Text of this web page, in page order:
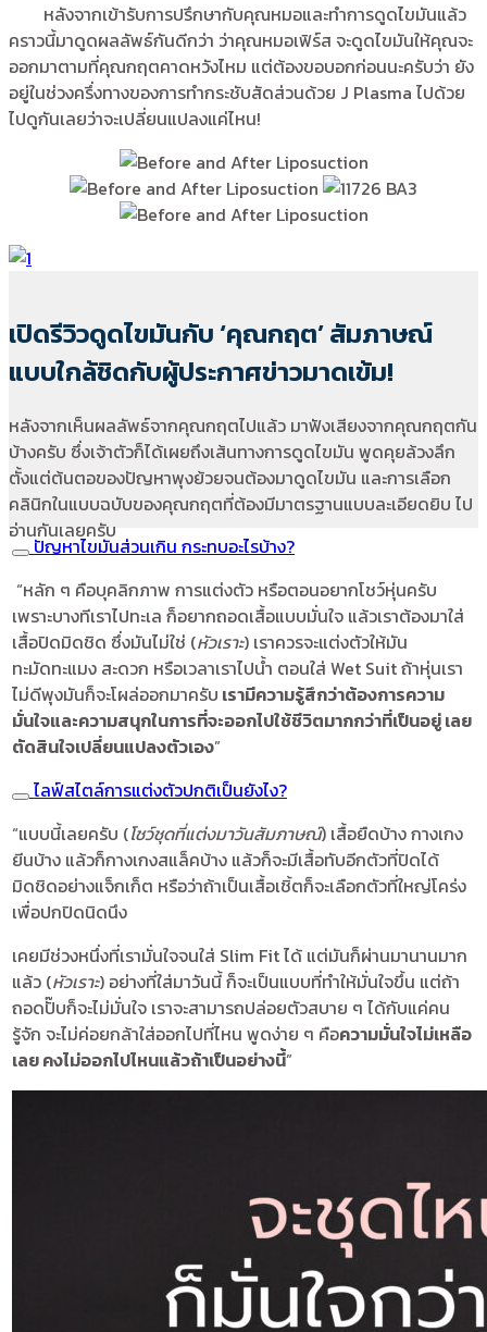
หลังจากเข้ารับการปรึกษากับคุณหมอและทำการดูดไขมันแล้ว
คราวนี้มาดูดผลลัพธ์กันดีกว่า ว่าคุณหมอเฟิร์ส จะดูดไขมันให้คุณจะ
ออกมาตามที่คุณกฤตคาดหวังไหม แต่ต้องขอบอกก่อนนะครับว่า ยัง
อยู่ในช่วงครึ่งทางของการทำกระชับสัดส่วนด้วย J Plasma ไปด้วย
ไปดูกันเลยว่าจะเปลี่ยนแปลงแค่ไหน!
เปิดรีวิวดูดไขมันกับ ‘คุณกฤต’ สัมภาษณ์
แบบใกล้ชิดกับผู้ประกาศข่าวมาดเข้ม!
หลังจากเห็นผลลัพธ์จากคุณกฤตไปแล้ว มาฟังเสียงจากคุณกฤตกัน
บ้างครับ ซึ่งเจ้าตัวก็ได้เผยถึงเส้นทางการดูดไขมัน พูดคุยล้วงลึก
ตั้งแต่ต้นตอของปัญหาพุงย้วยจนต้องมาดูดไขมัน และการเลือก
คลินิกในแบบฉบับของคุณกฤตที่ต้องมีมาตรฐานแบบละเอียดยิบ ไป
อ่านกันเลยครับ
ปัญหาไขมันส่วนเกิน กระทบอะไรบ้าง?
“หลัก ๆ คือบุคลิกภาพ การแต่งตัว หรือตอนอยากโชว์หุ่นครับ
เพราะบางทีเราไปทะเล ก็อยากถอดเสื้อแบบมั่นใจ แล้วเราต้องมาใส่
เสื้อปิดมิดชิด ซึ่งมันไม่ใช่ (หัวเราะ) เราควรจะแต่งตัวให้มัน
ทะมัดทะแมง สะดวก หรือเวลาเราไปน้ำ ตอนใส่ Wet Suit ถ้าหุ่นเรา
ไม่ดีพุงมันก็จะโผล่ออกมาครับ เรามีความรู้สึกว่าต้องการความ
มั่นใจและความสนุกในการที่จะออกไปใช้ชีวิตมากกว่าที่เป็นอยู่ เลย
ตัดสินใจเปลี่ยนแปลงตัวเอง”
ไลฟ์สไตล์การแต่งตัวปกติเป็นยังไง?
“แบบนี้เลยครับ (โชว์ชุดที่แต่งมาวันสัมภาษณ์) เสื้อยืดบ้าง กางเกง
ยีนบ้าง แล้วก็กางเกงสแล็คบ้าง แล้วก็จะมีเสื้อทับอีกตัวที่ปิดได้
มิดชิดอย่างแจ็กเก็ต หรือว่าถ้าเป็นเสื้อเชิ้ตก็จะเลือกตัวที่ใหญ่โคร่ง
เพื่อปกปิดนิดนึง
เคยมีช่วงหนึ่งที่เรามั่นใจจนใส่ Slim Fit ได้ แต่มันก็ผ่านมานานมาก
แล้ว (หัวเราะ) อย่างที่ใส่มาวันนี้ ก็จะเป็นแบบที่ทำให้มั่นใจขึ้น แต่ถ้า
ถอดปั๊บก็จะไม่มั่นใจ เราจะสามารถปล่อยตัวสบาย ๆ ได้กับแค่คน
รู้จัก จะไม่ค่อยกล้าใส่ออกไปที่ไหน พูดง่าย ๆ คือความมั่นใจไม่เหลือ
เลย คงไม่ออกไปไหนแล้วถ้าเป็นอย่างนี้”